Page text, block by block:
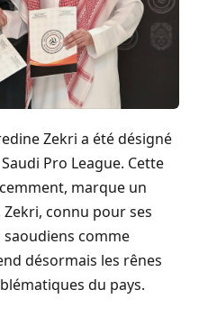
Zekri a été désigné
Pro League. Cette
marque un
connu pour ses
saoudiens comme
désormais les rênes
du pays.